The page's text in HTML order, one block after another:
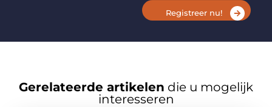
Registreer nu!
Gerelateerde artikelen die u mogelijk
interesseren